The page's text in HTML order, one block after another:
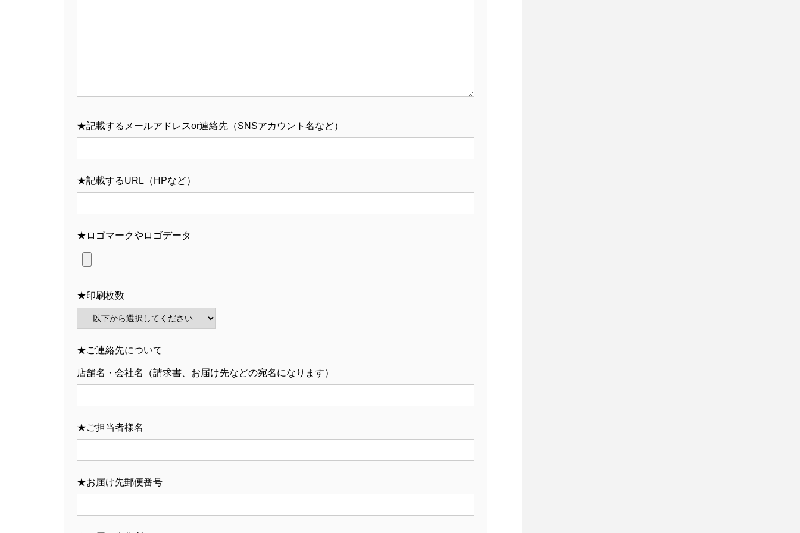
★記載するメールアドレスor連絡先（SNSアカウント名など）
★記載するURL（HPなど）
★ロゴマークやロゴデータ
★印刷枚数
★ご連絡先について
店舗名・会社名（請求書、お届け先などの宛名になります）
★ご担当者様名
★お届け先郵便番号